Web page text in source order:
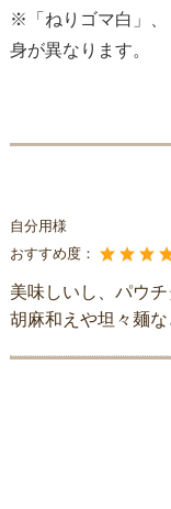
※「ねりゴマ白」、
身が異なります。
自分用様
おすすめ度：
美味しいし、パウチ
胡麻和えや坦々麺な